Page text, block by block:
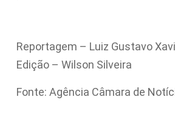
Reportagem – Luiz Gustavo
Edição – Wilson Silveira
Fonte: Agência Câmara de